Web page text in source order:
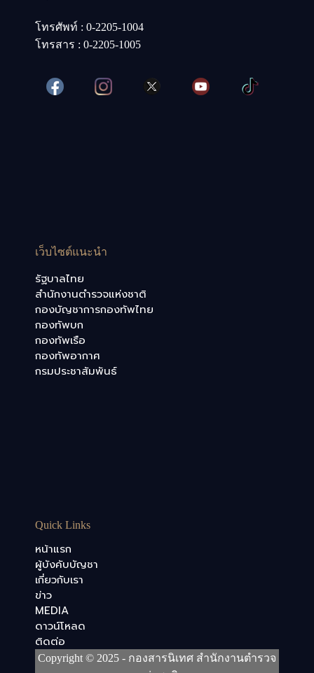
โทรศัพท์ : 0-2205-1004
โทรสาร : 0-2205-1005
เว็บไซต์แนะนำ
รัฐบาลไทย
สำนักงานตำรวจแห่งชาติ
กองบัญชาการกองทัพไทย
กองทัพบก
กองทัพเรือ
กองทัพอากาศ
กรมประชาสัมพันธ์
Quick Links
หน้าแรก
ผู้บังคับบัญชา
เกี่ยวกับเรา
ข่าว
MEDIA
ดาวน์โหลด
ติดต่อ
Copyright © 2025 - กองสารนิเทศ สำนักงานตำรวจ